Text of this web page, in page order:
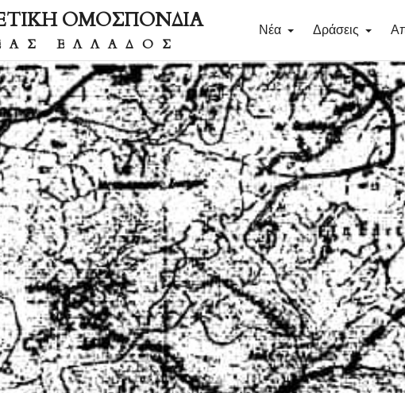
ΟΜΟΣΠΟΝΔΙΑ
ΕΛΛΑΔΟΣ
Νέα Δράσεις